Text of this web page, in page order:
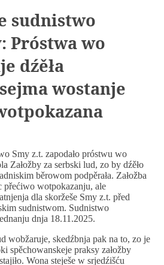
sudnistwo
Próstwa wo
dźěła
wostanje
Smy z.t. zapodało próstwu wo
Załožby za serbski lud, zo by dźěło
běrowom podpěrała. Załožba
přećiwo wotpokazanju, ale
dla skoržeše Smy z.t. před
sudnistwom. Sudnistwo
dnja 18.11.2025.
wobžaruje, skedźbnja pak na to, zo je
spěchowanskeje praksy załožby
Wona steješe w srjedźišću